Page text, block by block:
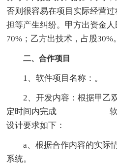
否则很容易在项目实际经营
担等产生纠纷。甲方出资金
70%；乙方出技术，占股30%。
二、合作项目
1、软件项目名称：。
2、开发内容：根据甲乙
定时间内完成____________
设计要求如下：
a、根据合作内容的实际
系统。